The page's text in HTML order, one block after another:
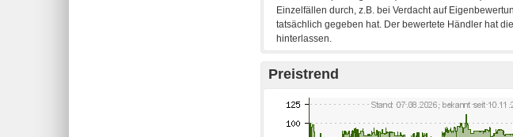
Preistrend